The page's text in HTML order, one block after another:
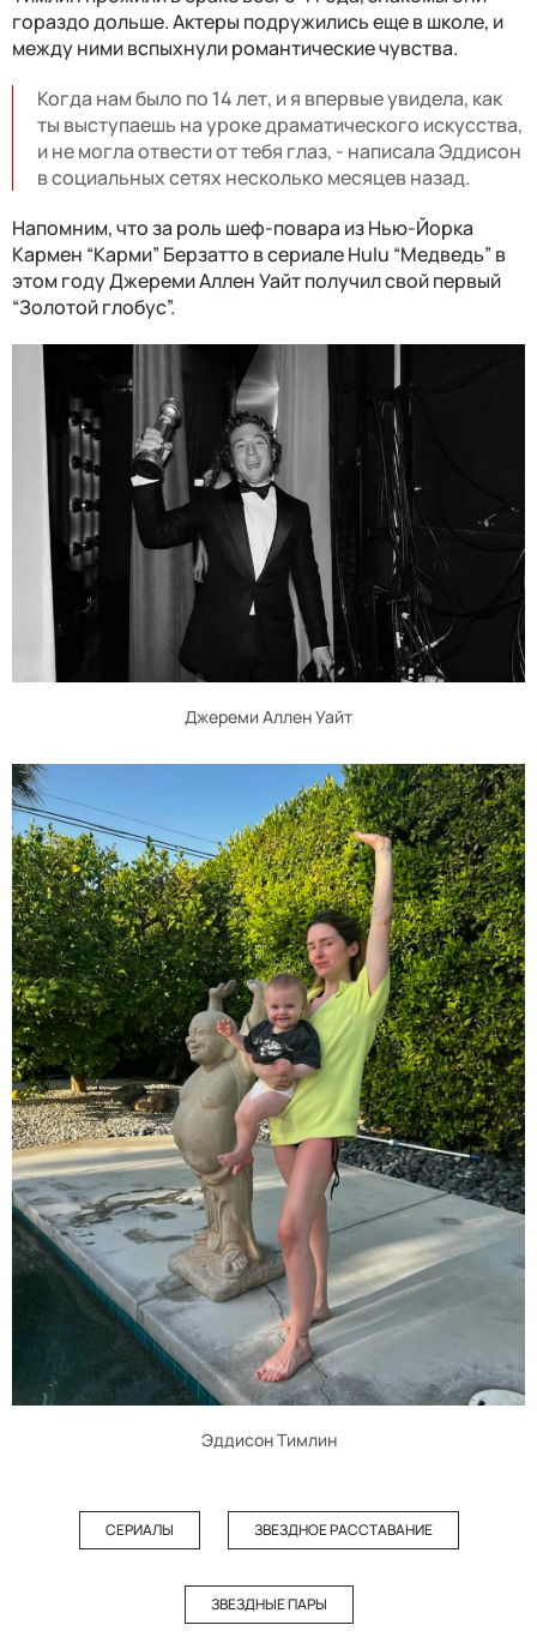
гораздо дольше. Актеры подружились еще в школе, и
между ними вспыхнули романтические чувства.
Когда нам было по 14 лет, и я впервые увидела, как
ты выступаешь на уроке драматического искусства,
и не могла отвести от тебя глаз, - написала Эддисон
в социальных сетях несколько месяцев назад.
Напомним, что за роль шеф-повара из Нью-Йорка
Кармен “Карми” Берзатто в сериале Hulu “Медведь” в
этом году Джереми Аллен Уайт получил свой первый
“Золотой глобус”.
Джереми Аллен Уайт
Эддисон Тимлин
СЕРИАЛЫ ЗВЕЗДНОЕ РАССТАВАНИЕ
ЗВЕЗДНЫЕ ПАРЫ